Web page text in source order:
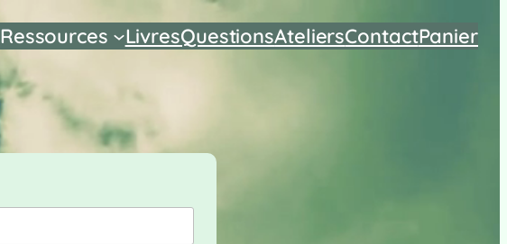
Ressources LivresQuestionsAteliersContactPanier